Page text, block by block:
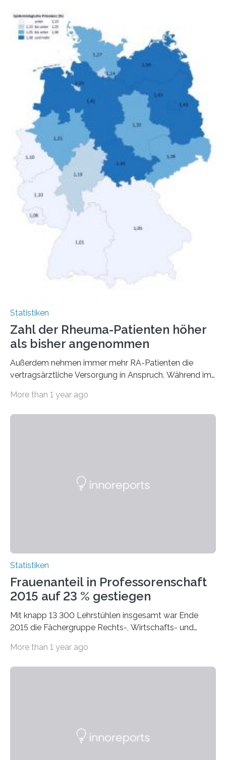
gesamten Einkommen zwischen 1990 und 2020 für
unterschiedliche Einkommensgruppen sowie für in
Deutschland geborene Menschen und Zugewanderte
verändert hat. Das Ergebnis: Während Personen mit
hohen Einkommen (oberstes Quintil der Verteilung der
Nettoäquivalenzeinkommen) nur einen moderaten
Anstieg des Mietanteils am Gesamteinkommen
hinnehmen mussten, nahm die Belastung bei
Menschen mit…
Statistiken
Zahl der Rheuma-Patienten höher
als bisher angenommen
Außerdem nehmen immer mehr RA-Patienten die
vertragsärztliche Versorgung in Anspruch. Während im
More than 1 year ago
Statistiken
Frauenanteil in Professorenschaft
2015 auf 23 % gestiegen
Mit knapp 13 300 Lehrstühlen insgesamt war Ende
2015 die Fächergruppe Rechts-, Wirtschafts- und
bei…
More than 1 year ago